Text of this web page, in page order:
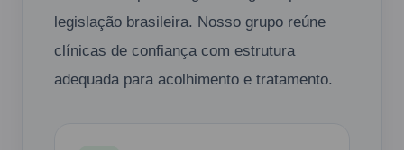
legislação brasileira. Nosso grupo reúne
clínicas de confiança com estrutura
adequada para acolhimento e tratamento.